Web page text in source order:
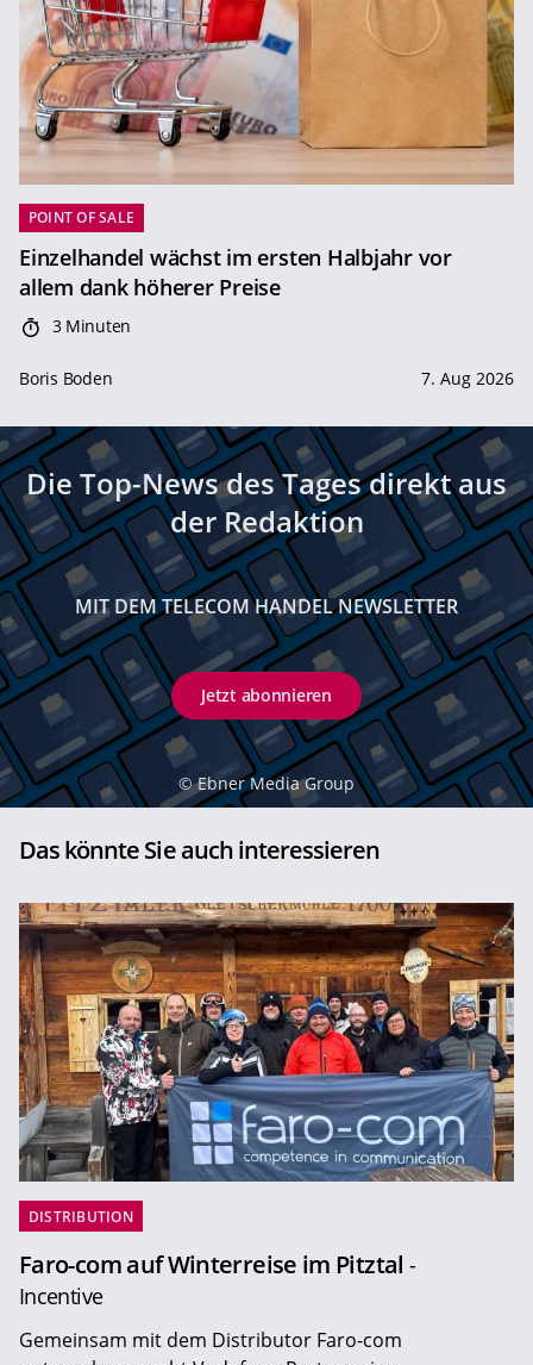
POINT OF SALE
Einzelhandel wächst im ersten Halbjahr vor
allem dank höherer Preise
3 Minuten
Boris Boden 7. Aug 2026
Die Top-News des Tages direkt aus
der Redaktion
MIT DEM TELECOM HANDEL NEWSLETTER
Jetzt abonnieren
© Ebner Media Group
Das könnte Sie auch interessieren
DISTRIBUTION
Faro-com auf Winterreise im Pitztal -
Incentive
Gemeinsam mit dem Distributor Faro-com